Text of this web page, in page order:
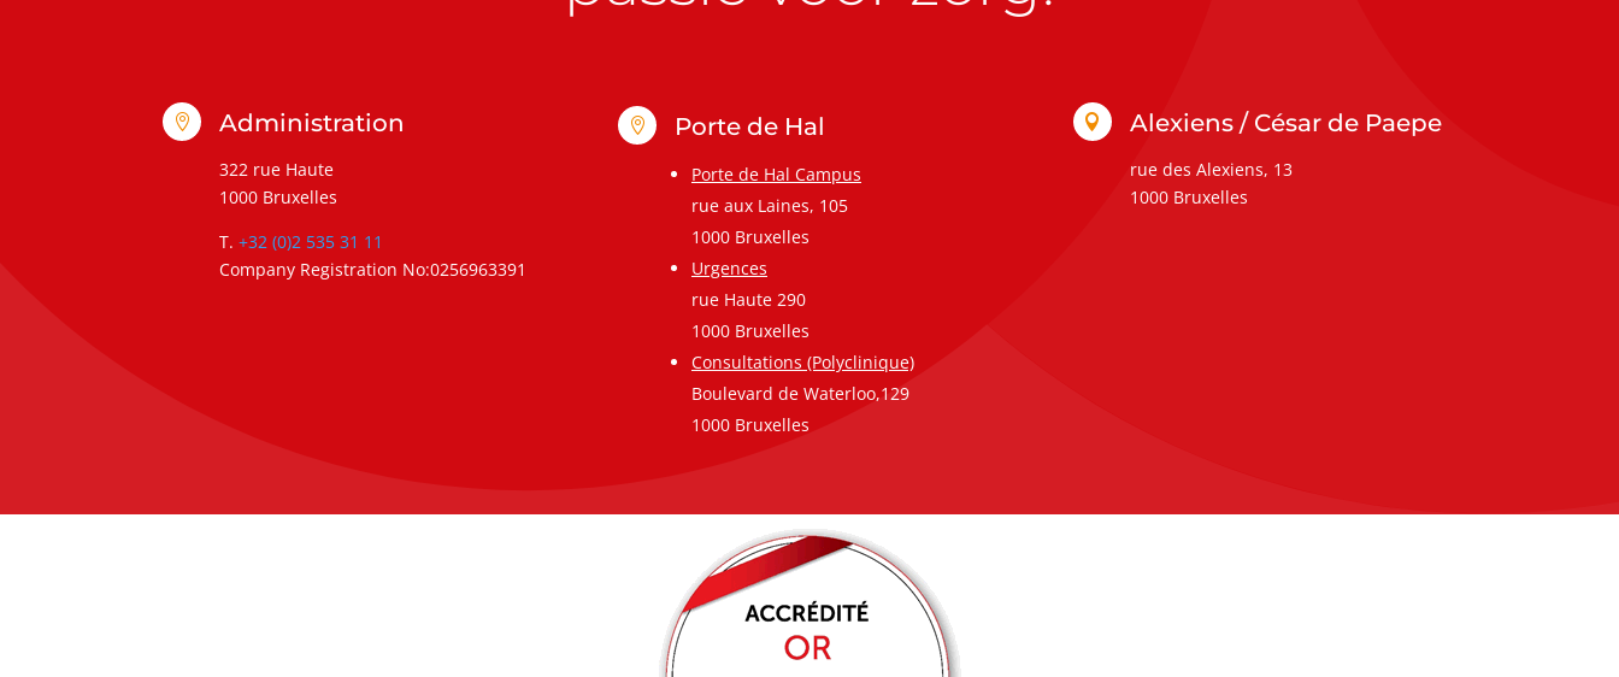
 Administration
322 rue Haute
1000 Bruxelles
T. +32 (0)2 535 31 11
Company Registration No:0256963391
 Porte de Hal
Porte de Hal Campus
rue aux Laines, 105
1000 Bruxelles
Urgences
rue Haute 290
1000 Bruxelles
Consultations (Polyclinique)
Boulevard de Waterloo,129
1000 Bruxelles
 Alexiens / César de Paepe
rue des Alexiens, 13
1000 Bruxelles